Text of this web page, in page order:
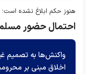
هنوز حکم ابلاغ نشده است؛
احتمال حضور
واکنش‌ها به تصمیم
اخلاق مبنی بر